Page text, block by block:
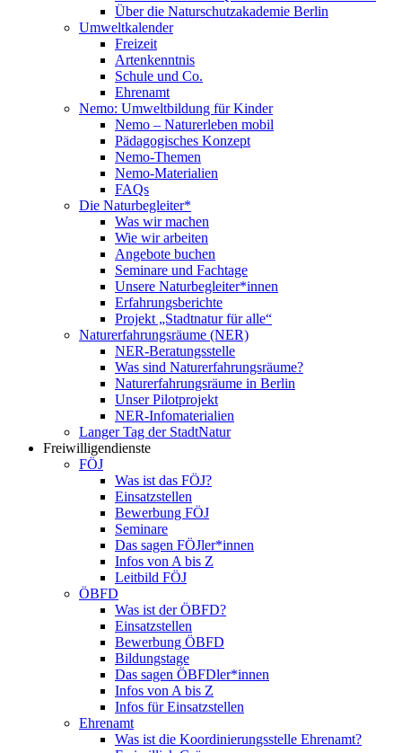
Über die Naturschutzakademie Berlin
Umweltkalender
Freizeit
Artenkenntnis
Schule und Co.
Ehrenamt
Nemo: Umweltbildung für Kinder
Nemo – Naturerleben mobil
Pädagogisches Konzept
Nemo-Themen
Nemo-Materialien
FAQs
Die Naturbegleiter*
Was wir machen
Wie wir arbeiten
Angebote buchen
Seminare und Fachtage
Unsere Naturbegleiter*innen
Erfahrungsberichte
Projekt „Stadtnatur für alle“
Naturerfahrungsräume (NER)
NER-Beratungsstelle
Was sind Naturerfahrungsräume?
Naturerfahrungsräume in Berlin
Unser Pilotprojekt
NER-Infomaterialien
Langer Tag der StadtNatur
Freiwilligendienste
FÖJ
Was ist das FÖJ?
Einsatzstellen
Bewerbung FÖJ
Seminare
Das sagen FÖJler*innen
Infos von A bis Z
Leitbild FÖJ
ÖBFD
Was ist der ÖBFD?
Einsatzstellen
Bewerbung ÖBFD
Bildungstage
Das sagen ÖBFDler*innen
Infos von A bis Z
Infos für Einsatzstellen
Ehrenamt
Was ist die Koordinierungsstelle Ehrenamt?